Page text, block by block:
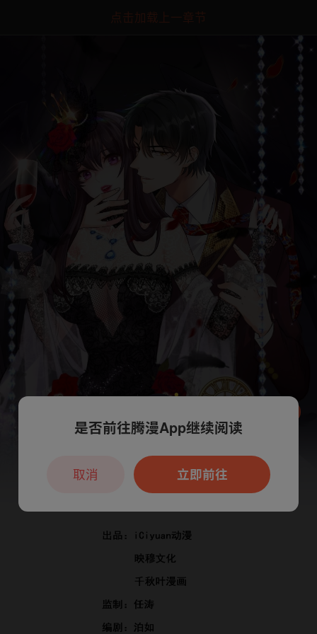
点击加载上一章节
本章节仅支持App阅读，可打开App新用
户7天免费看
是否前往腾漫App继续阅读
立即前往
取消